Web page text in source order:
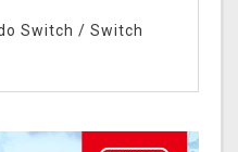
Switch / Switch